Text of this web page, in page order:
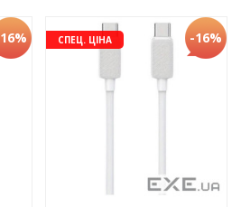
СПЕЦ. ЦІНА -16%